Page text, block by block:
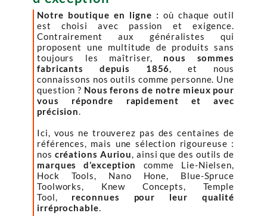
Notre boutique en ligne : où chaque outil
est choisi avec passion et exigence.
Contrairement aux généralistes qui
proposent une multitude de produits sans
toujours les maîtriser, nous sommes
fabricants depuis 1856, et nous
connaissons nos outils comme personne. Une
question ? Nous ferons de notre mieux pour
vous répondre rapidement et avec
précision.
Ici, vous ne trouverez pas des centaines de
références, mais une sélection rigoureuse :
nos créations Auriou, ainsi que des outils de
marques d’exception
comme Lie-Nielsen,
Hock Tools, Nano Hone, Blue-Spruce
Toolworks, Knew Concepts, Temple
Tool, reconnues pour leur qualité
irréprochable.